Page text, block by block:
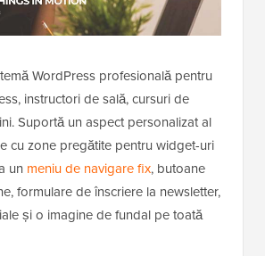
WordPress profesională pentru
instructori de sală, cursuri de
Suportă un aspect personalizat al
cu zone pregătite pentru widget-uri
un meniu de navigare fix, butoane
formulare de înscriere la newsletter,
și o imagine de fundal pe toată